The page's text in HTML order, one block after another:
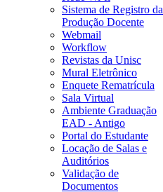
Sistema de Registro da
Produção Docente
Webmail
Workflow
Revistas da Unisc
Mural Eletrônico
Enquete Rematrícula
Sala Virtual
Ambiente Graduação
EAD - Antigo
Portal do Estudante
Locação de Salas e
Auditórios
Validação de
Documentos